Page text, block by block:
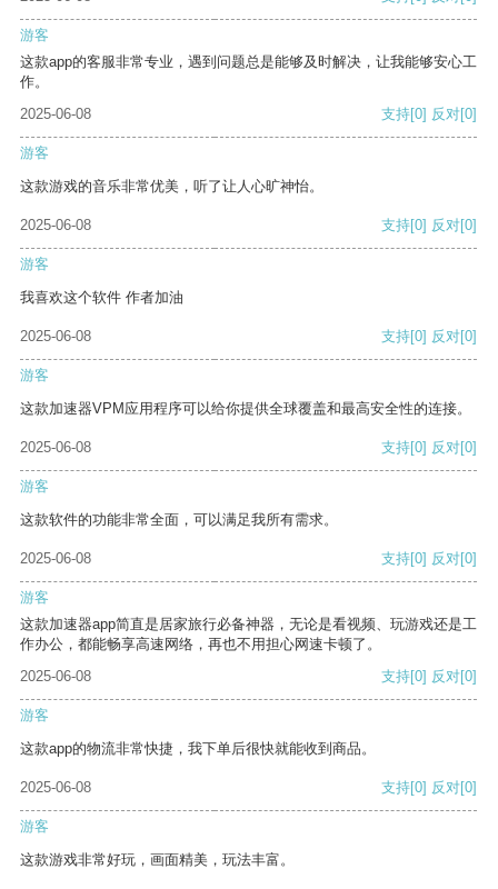
游客
这款app的客服非常专业，遇到问题总是能够及时解决，让我能够安心工
作。
2025-06-08
支持[0] 反对[0]
游客
这款游戏的音乐非常优美，听了让人心旷神怡。
2025-06-08 支持[0] 反对[0]
游客
我喜欢这个软件 作者加油
2025-06-08 支持[0] 反对[0]
游客
这款加速器VPM应用程序可以给你提供全球覆盖和最高安全性的连接。
2025-06-08 支持[0] 反对[0]
游客
这款软件的功能非常全面，可以满足我所有需求。
2025-06-08 支持[0] 反对[0]
游客
这款加速器app简直是居家旅行必备神器，无论是看视频、玩游戏还是工
作办公，都能畅享高速网络，再也不用担心网速卡顿了。
2025-06-08
支持[0] 反对[0]
游客
这款app的物流非常快捷，我下单后很快就能收到商品。
2025-06-08 支持[0] 反对[0]
游客
这款游戏非常好玩，画面精美，玩法丰富。